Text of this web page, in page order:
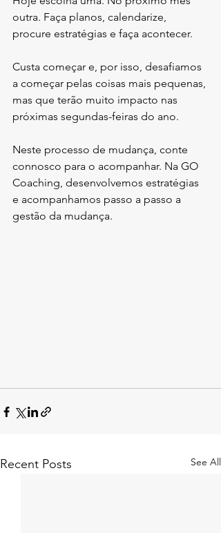
outra. Faça planos, calendarize,
procure estratégias e faça acontecer.
Custa começar e, por isso, desafiamos
a começar pelas coisas mais pequenas,
mas que terão muito impacto nas
próximas segundas-feiras do ano.
Neste processo de mudança, conte
connosco para o acompanhar. Na GO
Coaching, desenvolvemos estratégias
e acompanhamos passo a passo a
gestão da mudança.
Recent Posts See All